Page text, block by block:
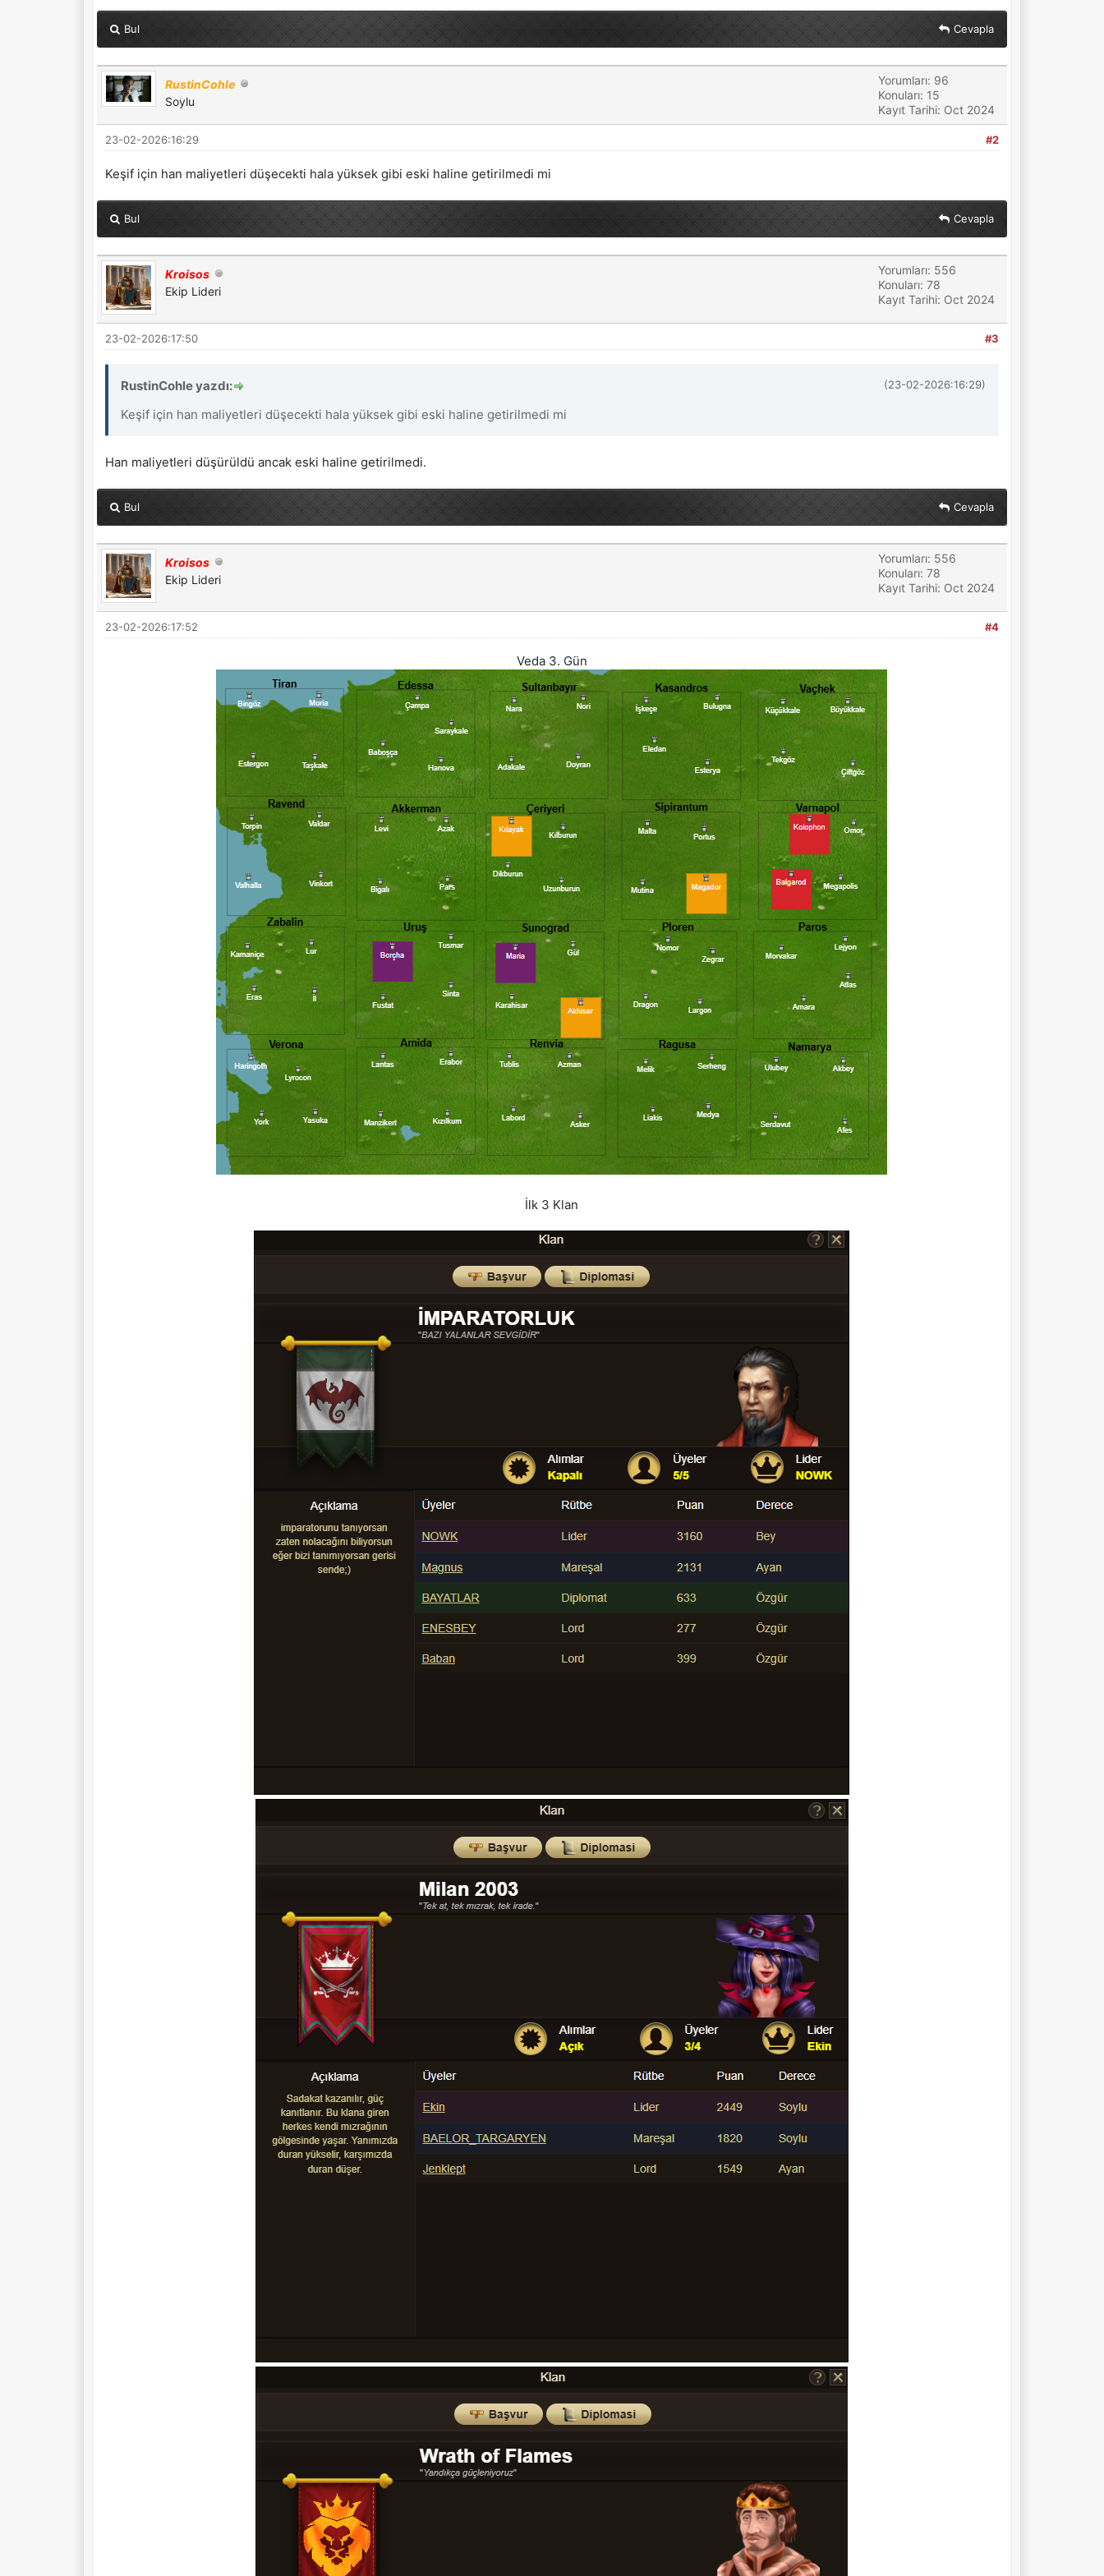
Bul Cevapla
RustinCohle
Soylu
Yorumları: 96
Konuları: 15
Kayıt Tarihi: Oct 2024
#2
23-02-2026:16:29
Keşif için han maliyetleri düşecekti hala yüksek gibi eski haline getirilmedi mi
Bul Cevapla
Kroisos
Ekip Lideri
Yorumları: 556
Konuları: 78
Kayıt Tarihi: Oct 2024
#3
23-02-2026:17:50
(23-02-2026:16:29)
RustinCohle yazdı:
Keşif için han maliyetleri düşecekti hala yüksek gibi eski haline getirilmedi mi
Han maliyetleri düşürüldü ancak eski haline getirilmedi.
Bul Cevapla
Kroisos
Ekip Lideri
Yorumları: 556
Konuları: 78
Kayıt Tarihi: Oct 2024
#4
23-02-2026:17:52
Veda 3. Gün
İlk 3 Klan